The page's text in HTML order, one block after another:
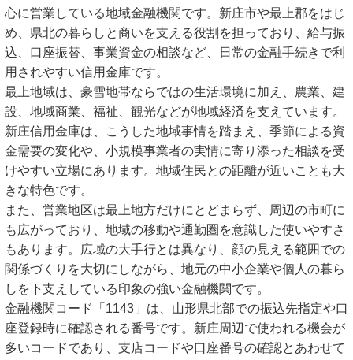
心に営業している地域金融機関です。新庄市や最上郡をはじ
め、県北の暮らしと商いを支える役割を担っており、給与振
込、口座振替、事業資金の相談など、日常の金融手続きで利
用されやすい信用金庫です。
最上地域は、豪雪地帯ならではの生活環境に加え、農業、建
設、地域商業、福祉、観光などが地域経済を支えています。
新庄信用金庫は、こうした地域事情を踏まえ、季節による資
金需要の変化や、小規模事業者の実情に寄り添った相談を受
けやすい立場にあります。地域住民との距離が近いことも大
きな特色です。
また、営業地区は最上地方だけにとどまらず、周辺の市町に
も広がっており、地域の移動や通勤圏を意識した使いやすさ
もあります。広域の大手行とは異なり、顔の見える範囲での
関係づくりを大切にしながら、地元の中小企業や個人の暮ら
しを下支えしている印象の強い金融機関です。
金融機関コード「1143」は、山形県北部での振込先指定や口
座登録時に確認される番号です。新庄周辺で使われる機会が
多いコードであり、支店コードや口座番号の確認とあわせて